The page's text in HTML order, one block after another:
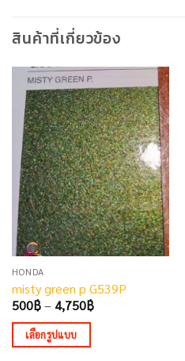
สินค้าที่เกี่ยวข้อง
HONDA
misty green p G539P
500฿ – 4,750฿Price
เลือกรูปแบบ